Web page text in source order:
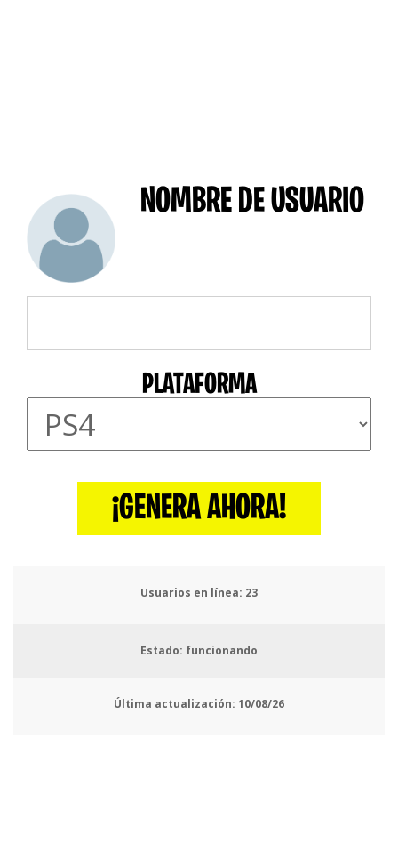
NOMBRE DE USUARIO
PLATAFORMA
¡GENERA AHORA!
Usuarios en línea: 25
Estado: funcionando
Última actualización: 10/08/26